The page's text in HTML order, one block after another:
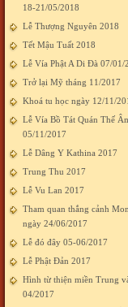
18-21/05/2018
Lễ Thượng Nguyên 2018
Tết Mậu Tuất 2018
Lễ Vía Phật A Di Đà 07/01/
Trở lại Mỹ tháng 11/2017
Khoá tu học ngày 12/11/
Lễ Vía Bồ Tát Quán Thế
05/11/2017
Lễ Dâng Y Kathina 2017
Trung Thu 2017
Lễ Vu Lan 2017
Tham quan thắng cảnh
ngày 24/06/2017
Lễ đó đây 05-06/2017
Lễ Phật Đản 2017
Hình từ thiện miền Trung
04/2017